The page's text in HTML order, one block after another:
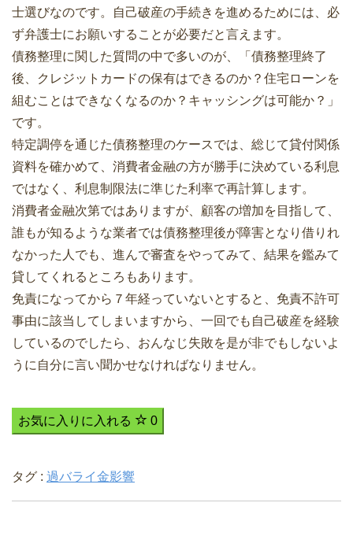
士選びなのです。自己破産の手続きを進めるためには、必
ず弁護士にお願いすることが必要だと言えます。
債務整理に関した質問の中で多いのが、「債務整理終了
後、クレジットカードの保有はできるのか？住宅ローンを
組むことはできなくなるのか？キャッシングは可能か？」
です。
特定調停を通じた債務整理のケースでは、総じて貸付関係
資料を確かめて、消費者金融の方が勝手に決めている利息
ではなく、利息制限法に準じた利率で再計算します。
消費者金融次第ではありますが、顧客の増加を目指して、
誰もが知るような業者では債務整理後が障害となり借りれ
なかった人でも、進んで審査をやってみて、結果を鑑みて
貸してくれるところもあります。
免責になってから７年経っていないとすると、免責不許可
事由に該当してしまいますから、一回でも自己破産を経験
しているのでしたら、おんなじ失敗を是が非でもしないよ
うに自分に言い聞かせなければなりません。
お気に入りに入れる 0
タグ : 過バライ金影響